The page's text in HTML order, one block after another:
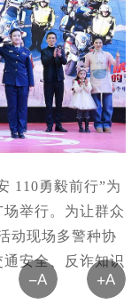
110勇毅前行”为
举行。为让群众
动现场多警种协
安全、反诈知识